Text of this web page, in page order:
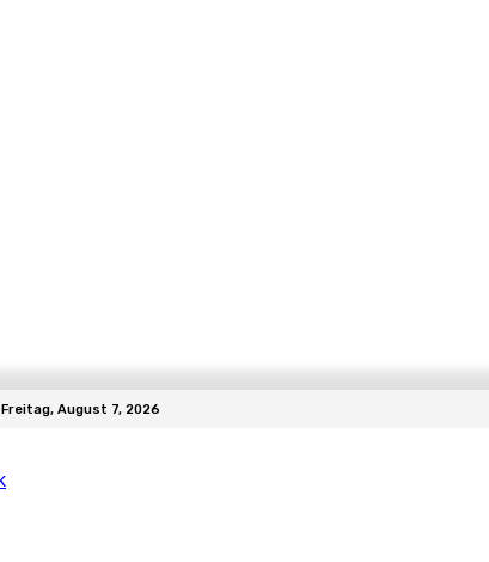
Freitag, August 7, 2026